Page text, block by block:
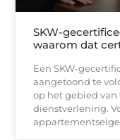
SKW-
waarom dat
Een SKW-
aangetoond te
op het gebied van
dienstverlening.